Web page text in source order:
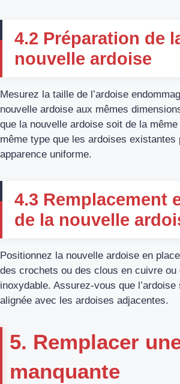
4.2 Préparation de
nouvelle ardoise
Mesurez la taille de l’ardoise
nouvelle ardoise aux mêmes
que la nouvelle ardoise soit de la
même type que les ardoises existantes
apparence uniforme.
4.3 Remplacement
de la nouvelle
Positionnez la nouvelle ardoise en
des crochets ou des clous en cuivre ou
inoxydable. Assurez-vous que
alignée avec les ardoises adjacentes.
5. Remplacer
manquante